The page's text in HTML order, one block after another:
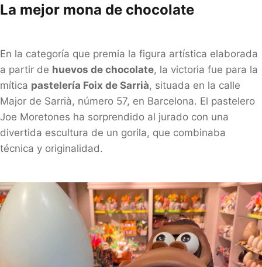
La mejor mona de chocolate
En la categoría que premia la figura artística elaborada
a partir de huevos de chocolate, la victoria fue para la
mítica pastelería Foix de Sarrià, situada en la calle
Major de Sarrià, número 57, en Barcelona. El pastelero
Joe Moretones ha sorprendido al jurado con una
divertida escultura de un gorila, que combinaba
técnica y originalidad.